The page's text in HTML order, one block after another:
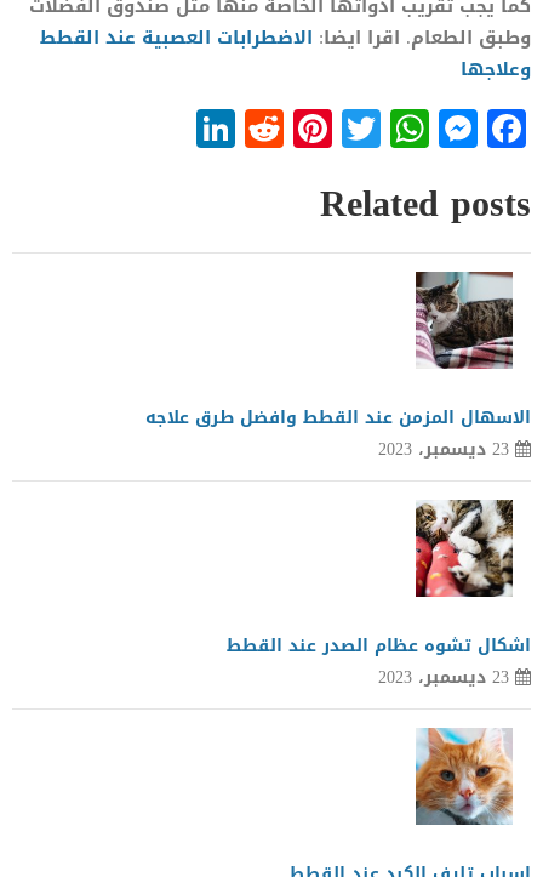
وطبق الطعام. اقرا ايضا: الاضطرابات العصبية عند القطط
وعلاجها
Facebook
Messenger
WhatsApp
Twitter
Pinterest
Reddit
Related posts
الاسهال المزمن عند القطط وافضل طرق علاجه
23 ديسمبر، 2023
اشكال تشوه عظام الصدر عند القطط
23 ديسمبر، 2023